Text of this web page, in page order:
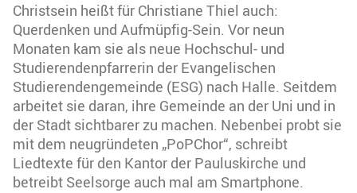
Christsein heißt für Christiane Thiel auch:
Querdenken und Aufmüpfig-Sein. Vor neun
Monaten kam sie als neue Hochschul- und
Studierendenpfarrerin der Evangelischen
Studierendengemeinde (ESG) nach Halle. Seitdem
arbeitet sie daran, ihre Gemeinde an der Uni und in
der Stadt sichtbarer zu machen. Nebenbei probt sie
mit dem neugründeten „PoPChor“, schreibt
Liedtexte für den Kantor der Pauluskirche und
betreibt Seelsorge auch mal am Smartphone.